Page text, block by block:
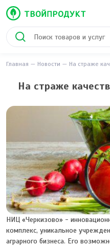
Главная Новости На страже
На страже
НИЦ «Черкизово» -
комплекс, уникальное
аграрного бизнеса. Его